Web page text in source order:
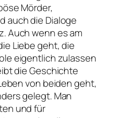
Mörder,
auch die Dialoge
Auch wenn es am
Liebe geht, die
eigentlich zulassen
die Geschichte
von beiden geht,
gelegt. Man
und für